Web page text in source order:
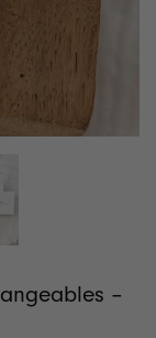
–